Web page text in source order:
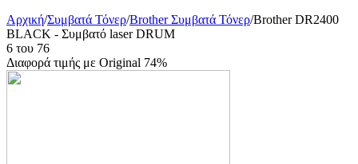
Αρχική/Συμβατά Τόνερ/Brother Συμβατά Τόνερ/Brother DR2400
BLACK - Συμβατό laser DRUM
6 του 76
Διαφορά τιμής με Original 74%